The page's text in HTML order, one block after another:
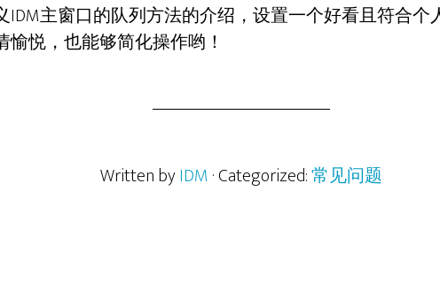
IDM主窗口的队列方法的介绍，设置一个好看且符合
悦，也能够简化操作哟！
Written byIDM · Categorized:常见问题